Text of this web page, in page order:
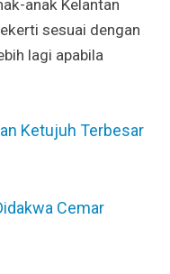
anak Kelantan
sesuai dengan
lagi apabila
Ketujuh Terbesar
Cemar